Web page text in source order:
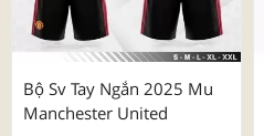
Bộ Sv Tay Ngắn 2025 Mu
Manchester United